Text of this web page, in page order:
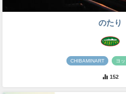
のたり
CHIBAMINART ヨ
152